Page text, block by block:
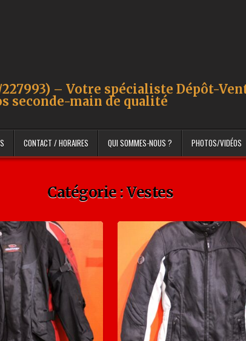
– Votre spécialiste Dépôt-
seconde-main de qualité
CONTACT / HORAIRES QUI SOMMES-NOUS ? PHOTOS/VIDÉOS
Catégorie :Vestes